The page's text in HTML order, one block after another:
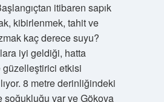
itibaren sapık
kibirlenmek, tahit ve
kaç derece suyu?
iyi geldiği, hatta
etkisi
8 metre derinliğindeki
soğukluğu var ve Gökova